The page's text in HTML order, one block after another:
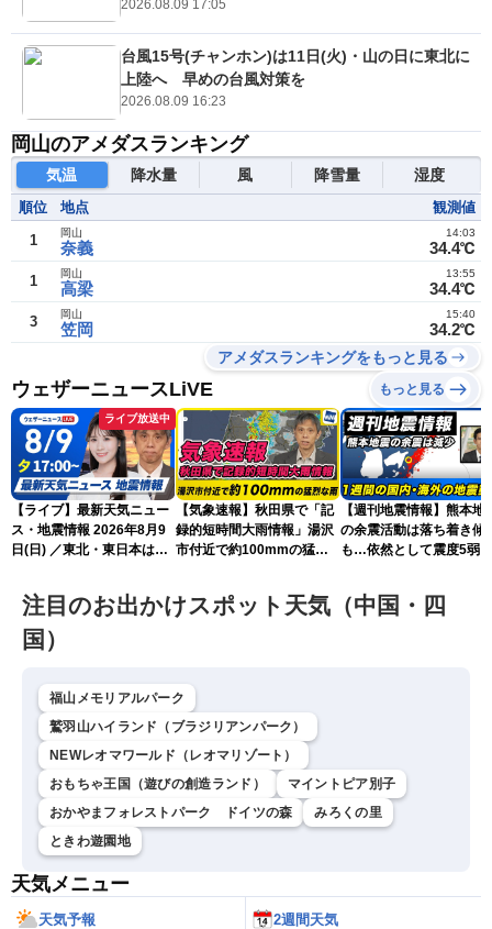
2026.08.09 17:05
台風15号(チャンホン)は11日(火)・山の日に東北に
上陸へ 早めの台風対策を
2026.08.09 16:23
岡山のアメダスランキング
気温 降水量 風 降雪量 湿度
順位 地点 観測値
1 奈義
岡山
34.4℃
14:03
1 高梁
岡山
34.4℃
13:55
3 笠岡
岡山
34.2℃
15:40
アメダスランキングをもっと見る
ウェザーニュースLiVE もっと見る
ライブ放送中
【ライブ】最新天気ニュー
ス・地震情報 2026年8月9
日(日) ／東北・東日本は急
北美月／芳野達郎〉
【気象速報】秋田県で「記
録的短時間大雨情報」湯沢
市付近で約100mmの猛烈
【週刊地震情報】熊本地
の余震活動は落ち着き傾
も…依然として震度5弱警
注目のお出かけスポット天気（中国・四
国）
福山メモリアルパーク
鷲羽山ハイランド（ブラジリアンパーク）
NEWレオマワールド（レオマリゾート）
おもちゃ王国（遊びの創造ランド）
マイントピア別子
おかやまフォレストパーク ドイツの森
みろくの里
ときわ遊園地
天気メニュー
天気予報 2週間天気